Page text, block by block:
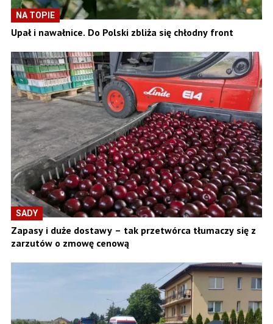
NA TOPIE
Upał i nawałnice. Do Polski zbliża się chłodny front
SADY
Zapasy i duże dostawy – tak przetwórca tłumaczy się z
zarzutów o zmowę cenową